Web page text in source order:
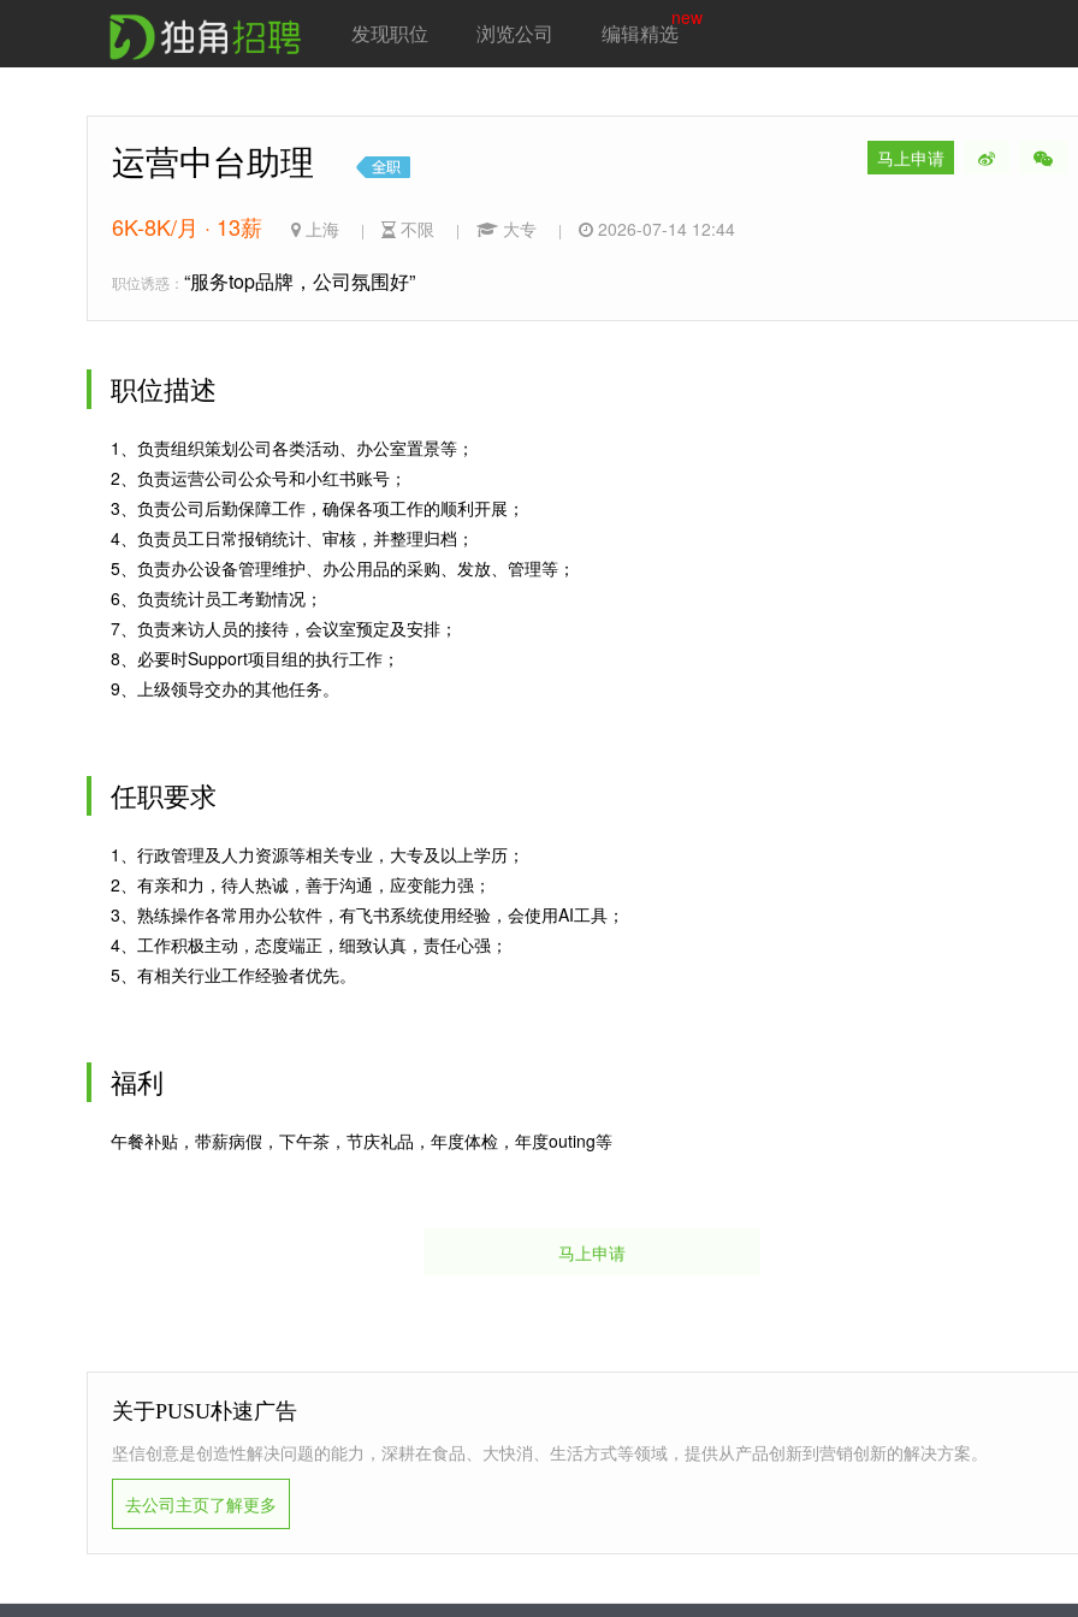
发现职位 浏览公司 编辑精选
new
马上申请
运营中台助理
6K-8K/月 · 13薪 上海 | 不限 | 大专 | 2026-07-14 12:44
职位诱惑： “服务top品牌，公司氛围好”
职位描述
1、负责组织策划公司各类活动、办公室置景等；
2、负责运营公司公众号和小红书账号；
3、负责公司后勤保障工作，确保各项工作的顺利开展；
4、负责员工日常报销统计、审核，并整理归档；
5、负责办公设备管理维护、办公用品的采购、发放、管理等；
6、负责统计员工考勤情况；
7、负责来访人员的接待，会议室预定及安排；
8、必要时Support项目组的执行工作；
9、上级领导交办的其他任务。
任职要求
1、行政管理及人力资源等相关专业，大专及以上学历；
2、有亲和力，待人热诚，善于沟通，应变能力强；
3、熟练操作各常用办公软件，有飞书系统使用经验，会使用AI工具；
4、工作积极主动，态度端正，细致认真，责任心强；
5、有相关行业工作经验者优先。
福利
午餐补贴，带薪病假，下午茶，节庆礼品，年度体检，年度outing等
马上申请
关于PUSU朴速广告
坚信创意是创造性解决问题的能力，深耕在食品、大快消、生活方式等领域，提供从产品创新到营销创新的解决方案。
去公司主页了解更多